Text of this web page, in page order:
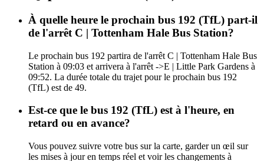
À quelle heure le prochain bus 192 (TfL) part-il
de l'arrêt C | Tottenham Hale Bus Station?
Le prochain bus 192 partira de l'arrêt C | Tottenham Hale Bus
Station à 09:03 et arrivera à l'arrêt ->E | Little Park Gardens à
09:52. La durée totale du trajet pour le prochain bus 192
(TfL) est de 49.
Est-ce que le bus 192 (TfL) est à l'heure, en
retard ou en avance?
Vous pouvez suivre votre bus sur la carte, garder un œil sur
les mises à jour en temps réel et voir les changements à